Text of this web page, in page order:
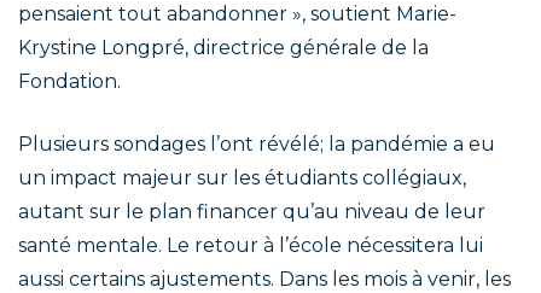
pensaient tout abandonner », soutient Marie-
Krystine Longpré, directrice générale de la
Fondation.
Plusieurs sondages l’ont révélé; la pandémie a eu
un impact majeur sur les étudiants collégiaux,
autant sur le plan financer qu’au niveau de leur
santé mentale. Le retour à l’école nécessitera lui
aussi certains ajustements. Dans les mois à venir, les